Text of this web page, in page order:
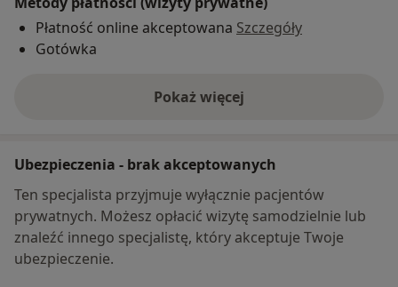
Płatność online akceptowana Szczegóły
Gotówka
Pokaż więcej
o adresie
Ubezpieczenia - brak akceptowanych
Ten specjalista przyjmuje wyłącznie pacjentów
prywatnych. Możesz opłacić wizytę samodzielnie lub
znaleźć innego specjalistę, który akceptuje Twoje
ubezpieczenie.